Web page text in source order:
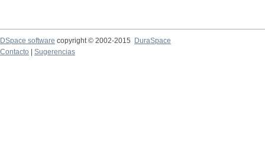
DSpace software copyright © 2002-2015
DuraSpace
Contacto
Sugerencias